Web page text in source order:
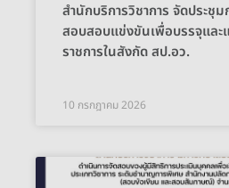
สำนักบริการวิชาการ จัดประชุ
สอบสอบแข่งขันเพื่อบรรจุและ
ราชการในสังกัด สป.อว.
10 กรกฎาคม 2026